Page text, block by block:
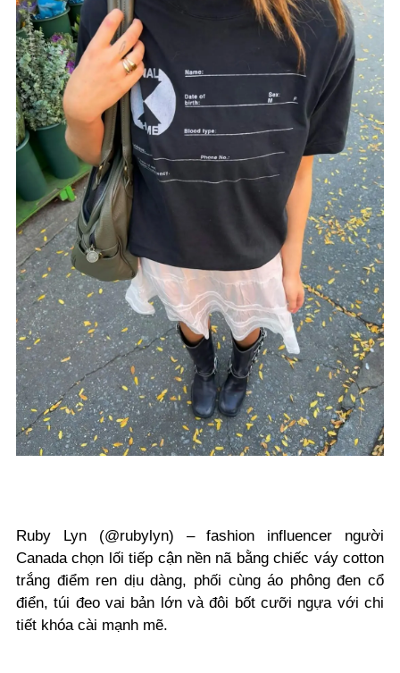
Ruby Lyn (@rubylyn) – fashion influencer người
Canadachọn lối tiếp cận nền nã bằng chiếc váy cotton
trắng điểm ren dịu dàng, phối cùng áo phông đen cổ
điển, túi đeo vai bản lớn và đôi bốt cưỡi ngựa với chi
tiết khóa cài mạnh mẽ.